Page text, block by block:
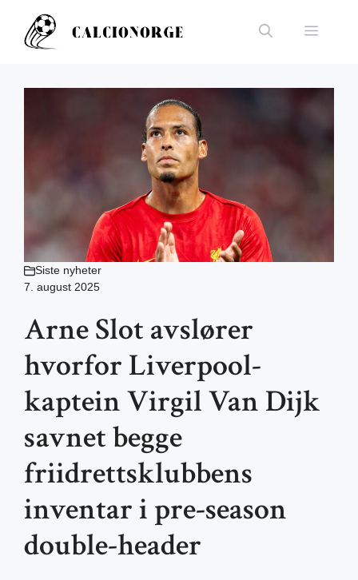
innhold
Meny
Siste nyheter
7. august 2025
Arne Slot avslører
hvorfor Liverpool-
kaptein Virgil Van Dijk
savnet begge
friidrettsklubbens
inventar i pre-season
double-header